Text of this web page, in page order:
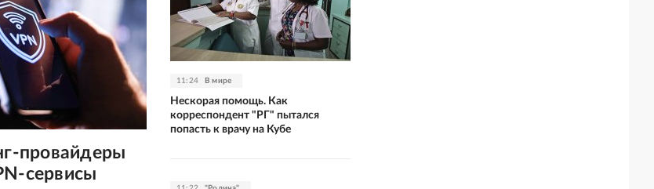
провайдеры
сервисы
11:24 В мире
Нескорая помощь. Как
корреспондент "РГ" пытался
попасть к врачу на Кубе